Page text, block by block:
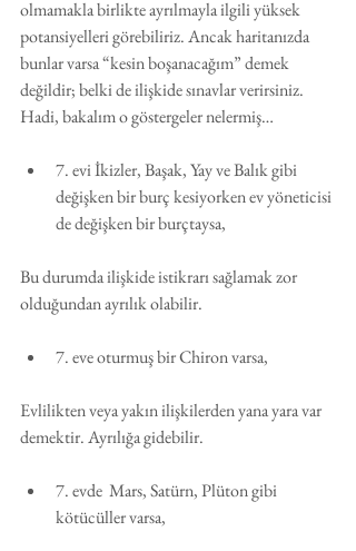
olmamakla birlikte ayrılmayla ilgili yüksek
potansiyelleri görebiliriz. Ancak haritanızda
bunlar varsa “kesin boşanacağım” demek
değildir; belki de ilişkide sınavlar verirsiniz.
Hadi, bakalım o göstergeler nelermiş…
7. evi İkizler, Başak, Yay ve Balık gibi
değişken bir burç kesiyorken ev yöneticisi
de değişken bir burçtaysa,
Bu durumda ilişkide istikrarı sağlamak zor
olduğundan ayrılık olabilir.
7. eve oturmuş bir Chiron varsa,
Evlilikten veya yakın ilişkilerden yana yara var
demektir. Ayrılığa gidebilir.
7. evde  Mars, Satürn, Plüton gibi
kötücüller varsa,